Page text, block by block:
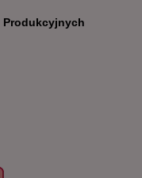
Produkcyjnych